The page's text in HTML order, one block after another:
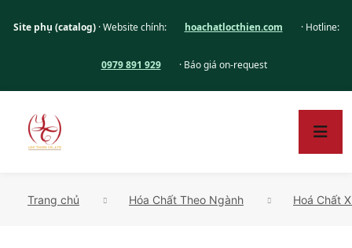
Site phụ (catalog)· Website chính: hoachatlocthien.com · Hotline:
0979 891 929 · Báo giá on-request
Trang chủ Hóa Chất Theo Ngành Hoá Chất